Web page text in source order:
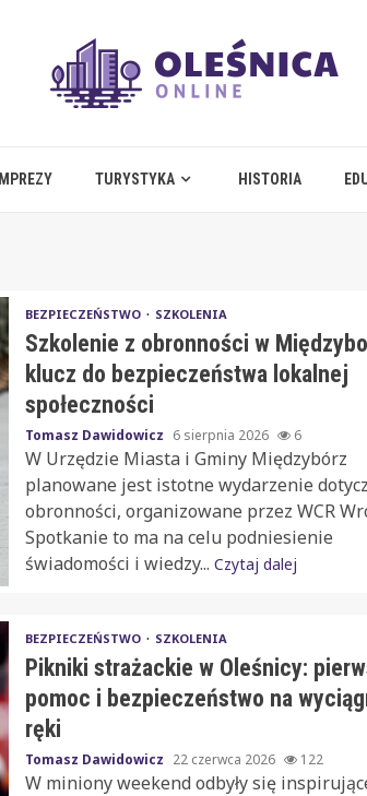
IMPREZY TURYSTYKA HISTORIA
BEZPIECZEŃSTWO SZKOLENIA
Szkolenie z obronności w
klucz do bezpieczeństwa lokalnej
społeczności
Tomasz Dawidowicz 6 sierpnia 2026 6
W Urzędzie Miasta i Gminy Międzybórz
planowane jest istotne wydarzenie
obronności, organizowane przez WCR
Spotkanie to ma na celu podniesienie
świadomości i wiedzy... Czytaj dalej
BEZPIECZEŃSTWO SZKOLENIA
Pikniki strażackie w Oleśnicy:
pomoc i bezpieczeństwo na
ręki
Tomasz Dawidowicz 22 czerwca 2026 122
W miniony weekend odbyły się